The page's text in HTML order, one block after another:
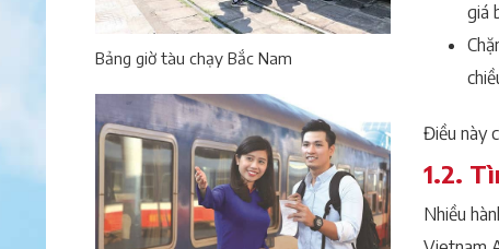
Bảng giờ tàu chạy Bắc Nam
giá
Điều này
1.2.
Nhiều